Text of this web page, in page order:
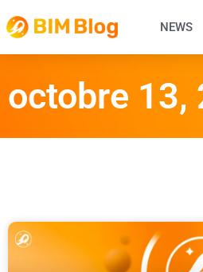
NEWS
octobre 13,